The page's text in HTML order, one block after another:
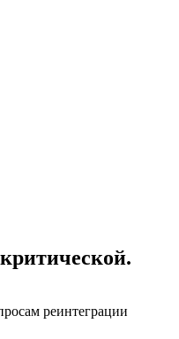
реинтеграции